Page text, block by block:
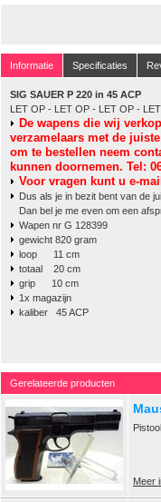
Informatie Specificaties
SIG SAUER P 220 in 45 ACP
LET OP - LET OP - LET OP -
De wapens die wij
verzamelaars met de
om te bestellen neem
kunnen doornemen. Tel:
Voor vragen kunt u e-
Dus als je in bezit bent van de
Dan bel je me even om een
Wapen nr G 128399
gewicht 820 gram
loop 11 cm
totaal 20 cm
grip 10 cm
1x magazijn
kaliber 45 ACP
Gerelateerde producten
Meer